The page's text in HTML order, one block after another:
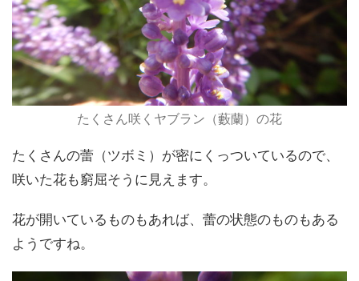
たくさん咲くヤブラン（藪蘭）の花
たくさんの蕾（ツボミ）が密にくっついているので、
咲いた花も窮屈そうに見えます。
花が開いているものもあれば、蕾の状態のものもある
ようですね。